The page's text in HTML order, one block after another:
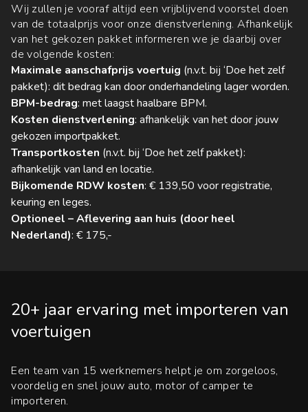
Wij zullen je vooraf altijd een vrijblijvend voorstel doen
van de totaalprijs voor onze dienstverlening. Afhankelijk
van het gekozen pakket informeren we je daarbij over
de volgende kosten:
Maximale aanschafprijs voertuig (n.v.t. bij ‘Doe het zelf
pakket): dit bedrag kan door onderhandeling lager worden.
BPM-bedrag: met laagst haalbare BPM.
Kosten dienstverlening: afhankelijk van het door jouw
gekozen importpakket.
Transportkosten (n.v.t. bij ‘Doe het zelf pakket):
afhankelijk van land en locatie.
Bijkomende RDW kosten: € 139,50 voor registratie,
keuring en leges.
Optioneel – Aflevering aan huis (door heel
Nederland): € 175,-
20+ jaar ervaring met importeren van
voertuigen
Een team van 15 werknemers helpt je om zorgeloos,
voordelig en snel jouw auto, motor of camper te
importeren.